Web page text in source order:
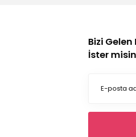
Bizi
İster